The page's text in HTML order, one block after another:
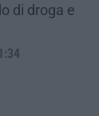
di droga e